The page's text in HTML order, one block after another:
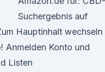
Suchergebnis auf
Hauptinhalt wechseln
Anmelden Konto und
Listen